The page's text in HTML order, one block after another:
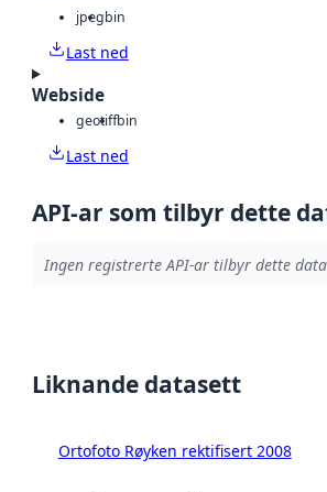
jpegbin
Last ned
Webside
geotiffbin
Last ned
API-ar som tilbyr dette
Ingen registrerte API-ar tilbyr dette
Liknande datasett
Ortofoto Røyken rektifisert 2008